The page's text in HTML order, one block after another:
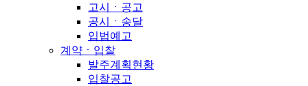
고시ㆍ공고
공시ㆍ송달
입법예고
계약ㆍ입찰
발주계획현황
입찰공고